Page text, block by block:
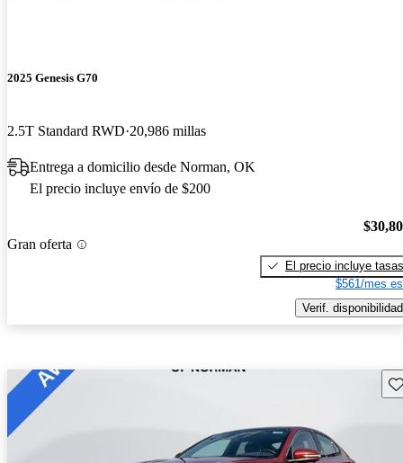
2025 Genesis G70
2.5T Standard RWD 20,986 millas
Entrega a domicilio desde Norman, OK
El precio incluye envío de $200
Gran oferta
El precio incluye tasas
$561/mes
Verif. disponibilidad